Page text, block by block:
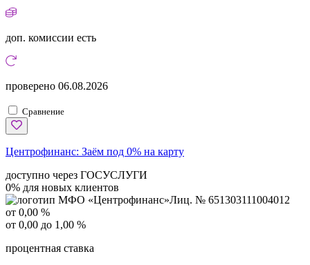
доп. комиссии есть
проверено 06.08.2026
Сравнение
Центрофинанс: Заём под 0% на карту
доступно через ГОСУСЛУГИ
0% для новых клиентов
Лиц. № 651303111004012
от 0,00 %
от 0,00 до 1,00 %
процентная ставка